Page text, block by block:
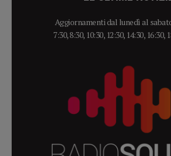
Aggiornamenti dal lunedì al
7:30, 8:30, 10:30, 12:30, 14:30, 16:30,